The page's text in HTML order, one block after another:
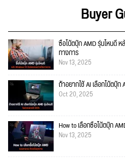
Buyer
ซื้อโน้ตบุ๊ก AMD รุ่นไหนดี ห
ทางการ
Nov 13, 2025
ถ้าอยากใช้ AI เลือกโน้ตบุ๊
Oct 20, 2025
How to เลือกซื้อโน้ตบุ๊ก
Nov 13, 2025